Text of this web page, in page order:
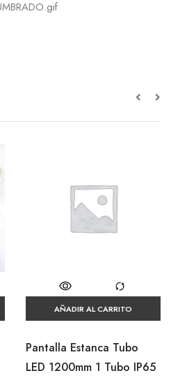
AÑADIR AL CARRITO
Pantalla Estanca Tubo
LED 1200mm 1 Tubo IP65